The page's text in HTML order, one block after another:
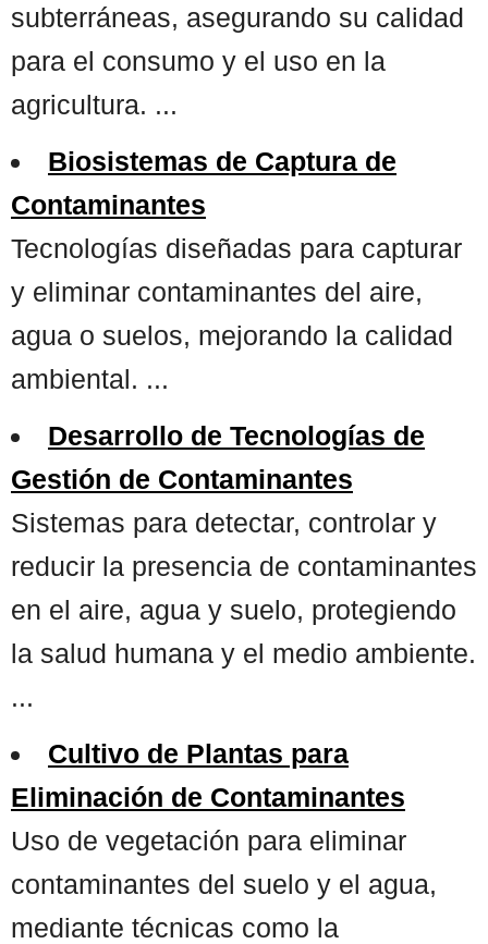
subterráneas, asegurando su calidad
para el consumo y el uso en la
agricultura. ...
Biosistemas de Captura de
Contaminantes
Tecnologías diseñadas para capturar
y eliminar contaminantes del aire,
agua o suelos, mejorando la calidad
ambiental. ...
Desarrollo de Tecnologías de
Gestión de Contaminantes
Sistemas para detectar, controlar y
reducir la presencia de contaminantes
en el aire, agua y suelo, protegiendo
la salud humana y el medio ambiente.
...
Cultivo de Plantas para
Eliminación de Contaminantes
Uso de vegetación para eliminar
contaminantes del suelo y el agua,
mediante técnicas como la